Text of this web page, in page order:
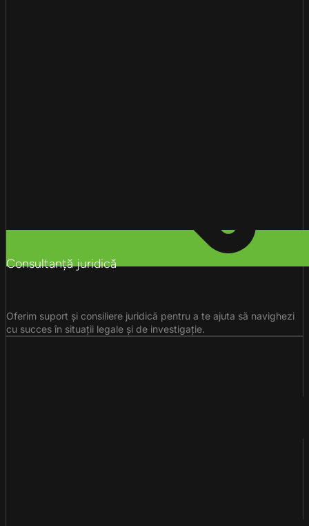
Consultanță juridică
Oferim suport și consiliere juridică pentru a te ajuta să navighezi
cu succes în situații legale și de investigație.